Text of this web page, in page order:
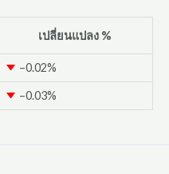
เปลี่ยนแปลง %
–0.02%
–0.03%